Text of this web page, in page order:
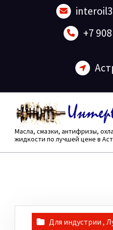
+7
Масла, смазки, антифризы,
жидкости по лучшей цене в
Для индустрии ,